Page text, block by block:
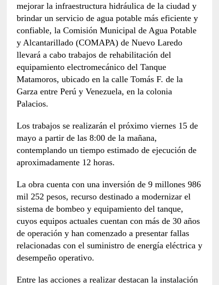
mejorar la infraestructura hidráulica de la ciudad y
brindar un servicio de agua potable más eficiente y
confiable, la Comisión Municipal de Agua Potable
y Alcantarillado (COMAPA) de Nuevo Laredo
llevará a cabo trabajos de rehabilitación del
equipamiento electromecánico del Tanque
Matamoros, ubicado en la calle Tomás F. de la
Garza entre Perú y Venezuela, en la colonia
Palacios.
Los trabajos se realizarán el próximo viernes 15 de
mayo a partir de las 8:00 de la mañana,
contemplando un tiempo estimado de ejecución de
aproximadamente 12 horas.
La obra cuenta con una inversión de 9 millones 986
mil 252 pesos, recurso destinado a modernizar el
sistema de bombeo y equipamiento del tanque,
cuyos equipos actuales cuentan con más de 30 años
de operación y han comenzado a presentar fallas
relacionadas con el suministro de energía eléctrica y
desempeño operativo.
Entre las acciones a realizar destacan la instalación